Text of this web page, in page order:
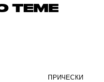
ТЕМЕ
ПРИЧЕСКИ